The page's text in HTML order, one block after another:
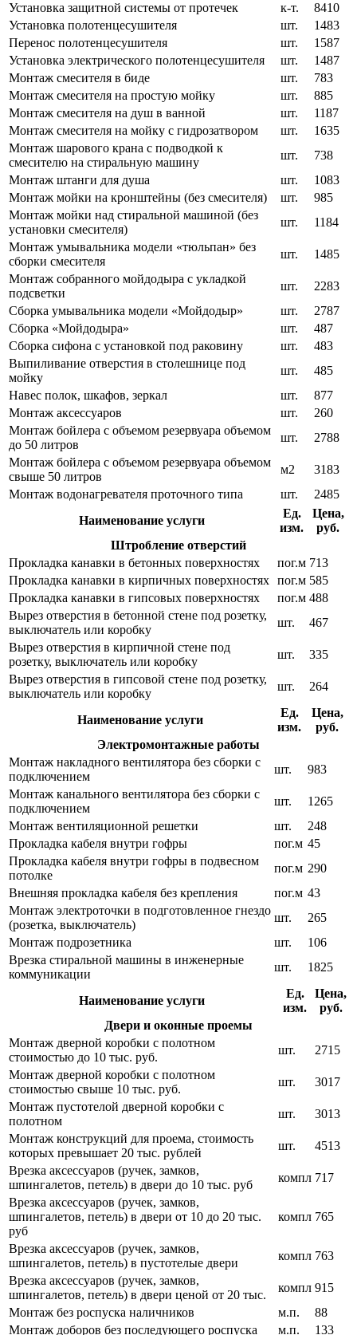
Установка защитной системы от протечек
к-т.
8410
Установка полотенцесушителя
шт.
1483
Перенос полотенцесушителя
шт.
1587
Установка электрического полотенцесушителя
шт.
1487
Монтаж смесителя в биде
шт.
783
Монтаж смесителя на простую мойку
шт.
885
Монтаж смесителя на душ в ванной
шт.
1187
Монтаж смесителя на мойку с гидрозатвором
шт.
1635
Монтаж шарового крана с подводкой к
смесителю на стиральную машину
шт.
738
Монтаж штанги для душа
шт.
1083
Монтаж мойки на кронштейны (без смесителя)
шт.
985
Монтаж мойки над стиральной машиной (без
установки смесителя)
шт.
1184
Монтаж умывальника модели «тюльпан» без
сборки смесителя
шт.
1485
Монтаж собранного мойдодыра с укладкой
подсветки
шт.
2283
Сборка умывальника модели «Мойдодыр»
шт.
2787
Сборка «Мойдодыра»
шт.
487
Сборка сифона с установкой под раковину
шт.
483
Выпиливание отверстия в столешнице под
мойку
шт.
485
Навес полок, шкафов, зеркал
шт.
877
Монтаж аксессуаров
шт.
260
Монтаж бойлера с объемом резервуара объемом
до 50 литров
шт.
2788
Монтаж бойлера с объемом резервуара объемом
свыше 50 литров
м2
3183
Монтаж водонагревателя проточного типа
шт.
2485
Наименование услуги
Ед.
изм.
Цена,
руб.
Штробление отверстий
Прокладка канавки в бетонных поверхностях
пог.м 713
Прокладка канавки в кирпичных поверхностях пог.м 585
Прокладка канавки в гипсовых поверхностях
пог.м 488
Вырез отверстия в бетонной стене под розетку,
выключатель или коробку
шт.
467
Вырез отверстия в кирпичной стене под
розетку, выключатель или коробку
шт.
335
Вырез отверстия в гипсовой стене под розетку,
выключатель или коробку
шт. 264
Наименование услуги
Ед.
изм.
Цена,
руб.
Электромонтажные работы
Монтаж накладного вентилятора без сборки с
подключением
шт.
983
Монтаж канального вентилятора без сборки с
подключением
шт.
1265
Монтаж вентиляционной решетки
шт.
248
Прокладка кабеля внутри гофры
пог.м 45
Прокладка кабеля внутри гофры в подвесном
потолке
пог.м 290
Внешняя прокладка кабеля без крепления
пог.м 43
Монтаж электроточки в подготовленное гнездо
(розетка, выключатель)
шт.
265
Монтаж подрозетника
шт.
106
Врезка стиральной машины в инженерные
коммуникации
шт. 1825
Наименование услуги
Ед.
изм.
Цена,
руб.
Двери и оконные проемы
Монтаж дверной коробки с полотном
стоимостью до 10 тыс. руб.
шт.
2715
Монтаж дверной коробки с полотном
стоимостью свыше 10 тыс. руб.
шт.
3017
Монтаж пустотелой дверной коробки с
полотном
шт.
3013
Монтаж конструкций для проема, стоимость
которых превышает 20 тыс. рублей
шт.
4513
Врезка аксессуаров (ручек, замков,
шпингалетов, петель) в двери до 10 тыс. руб
компл 717
Врезка аксессуаров (ручек, замков,
шпингалетов, петель) в двери от 10 до 20 тыс.
руб
компл 765
Врезка аксессуаров (ручек, замков,
шпингалетов, петель) в пустотелые двери
компл 763
Врезка аксессуаров (ручек, замков,
шпингалетов, петель) в двери ценой от 20 тыс.
компл 915
Монтаж без роспуска наличников
м.п.
88
Монтаж доборов без последующего роспуска
м.п. 133